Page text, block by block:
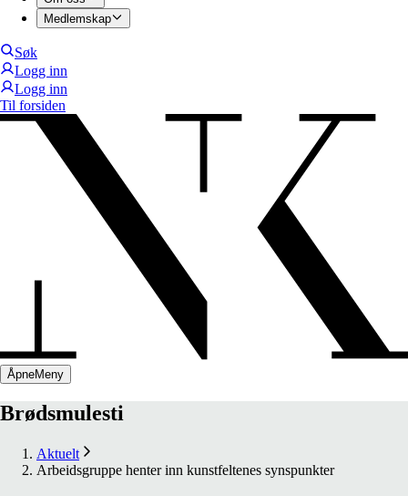
Medlemskap
Søk
Logg inn
Logg inn
Til forsiden
ÅpneMeny
Brødsmulesti
Aktuelt
Arbeidsgruppe henter inn kunstfeltenes synspunkter